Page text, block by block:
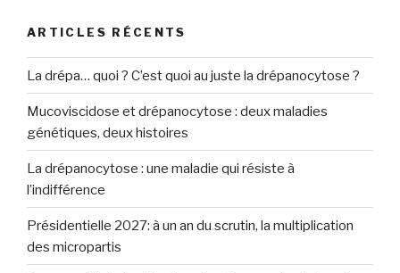
ARTICLES RÉCENTS
La drépa… quoi ? C’est quoi au juste la drépanocytose ?
Mucoviscidose et drépanocytose : deux maladies
génétiques, deux histoires
La drépanocytose : une maladie qui résiste à
l’indifférence
Présidentielle 2027: à un an du scrutin, la multiplication
des micropartis